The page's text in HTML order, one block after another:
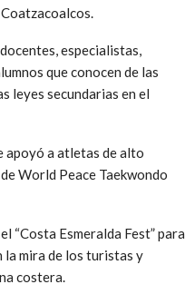
especialistas,
que conocen de las
leyes secundarias en el
apoyó a atletas de alto
World Peace Taekwondo
“Costa Esmeralda Fest” para
la mira de los turistas y
costera.